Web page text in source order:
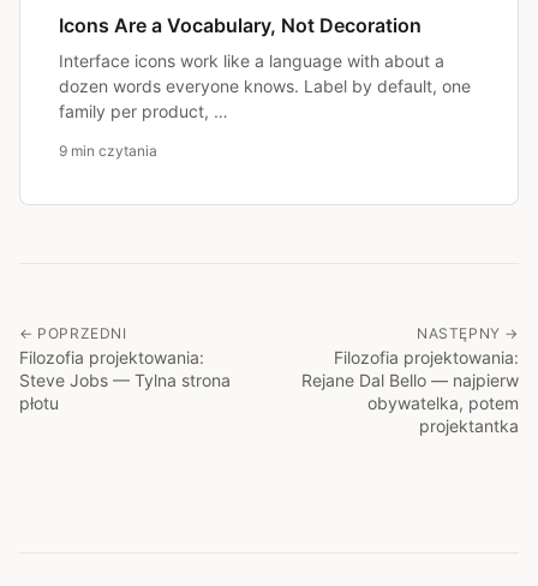
Icons Are a Vocabulary, Not Decoration
Interface icons work like a language with about a
dozen words everyone knows. Label by default, one
family per product, …
9 min czytania
← POPRZEDNI
Filozofia projektowania:
Steve Jobs — Tylna strona
płotu
NASTĘPNY →
Filozofia projektowania:
Rejane Dal Bello — najpierw
obywatelka, potem
projektantka